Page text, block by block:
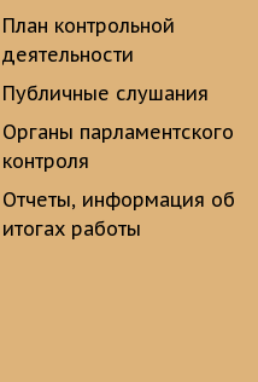
План контрольной
деятельности
Публичные слушания
Органы парламентского
контроля
Отчеты, информация об
итогах работы